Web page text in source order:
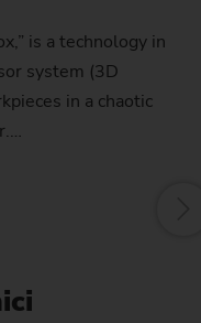
is a technology in
system (3D
in a chaotic